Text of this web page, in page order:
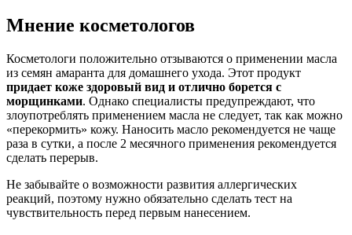
Мнение косметологов
Косметологи положительно отзываются о применении масла
из семян амаранта для домашнего ухода. Этот продукт
придает коже здоровый вид и отлично борется с
морщинками. Однако специалисты предупреждают, что
злоупотреблять применением масла не следует, так как можно
«перекормить» кожу. Наносить масло рекомендуется не чаще
раза в сутки, а после 2 месячного применения рекомендуется
сделать перерыв.
Не забывайте о возможности развития аллергических
реакций, поэтому нужно обязательно сделать тест на
чувствительность перед первым нанесением.